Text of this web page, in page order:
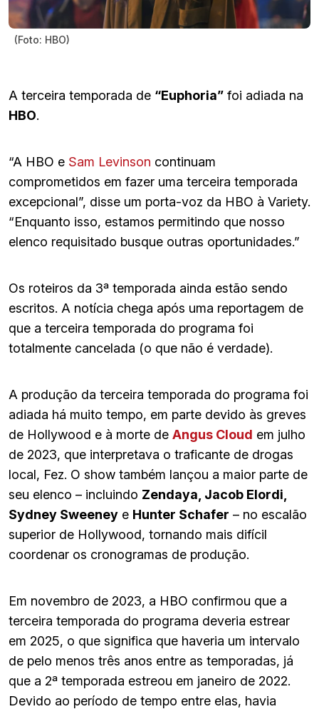
(Foto: HBO)
A terceira temporada de “Euphoria” foi adiada na
HBO.
“A HBO e Sam Levinson continuam
comprometidos em fazer uma terceira temporada
excepcional”, disse um porta-voz da HBO à Variety.
“Enquanto isso, estamos permitindo que nosso
elenco requisitado busque outras oportunidades.”
Os roteiros da 3ª temporada ainda estão sendo
escritos. A notícia chega após uma reportagem de
que a terceira temporada do programa foi
totalmente cancelada (o que não é verdade).
A produção da terceira temporada do programa foi
adiada há muito tempo, em parte devido às greves
de Hollywood e à morte de Angus Cloud em julho
de 2023, que interpretava o traficante de drogas
local, Fez. O show também lançou a maior parte de
seu elenco – incluindo Zendaya, Jacob Elordi,
Sydney Sweeney e Hunter Schafer – no escalão
superior de Hollywood, tornando mais difícil
coordenar os cronogramas de produção.
Em novembro de 2023, a HBO confirmou que a
terceira temporada do programa deveria estrear
em 2025, o que significa que haveria um intervalo
de pelo menos três anos entre as temporadas, já
que a 2ª temporada estreou em janeiro de 2022.
Devido ao período de tempo entre elas, havia